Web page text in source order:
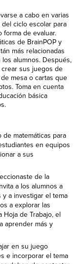
a cabo en varias
ciclo escolar para
forma de evaluar.
de BrainPOP y
más relacionadas
alumnos. Después,
crear sus juegos de
mesa o cartas que
Toma en cuenta
básica
matemáticas para
en equipos
a sus
de la
a los alumnos a
a investigar el tema
a explorar las
Hoja de Trabajo, el
aprender más y
en su juego
e incorporar el tema